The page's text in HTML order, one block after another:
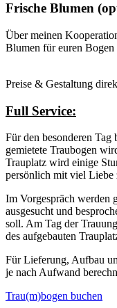
Frische Blumen
Über meinen
Blumen für euren Bogen
Preise & Gestaltung
Full Service:
Für den besonderen Tag
gemietete Traubogen
Trauplatz wird einige
persönlich mit viel Liebe
Im Vorgespräch werden
ausgesucht und
soll. Am Tag der
des aufgebauten
Für Lieferung, Aufbau
je nach Aufwand
Trau(m)bogen buchen